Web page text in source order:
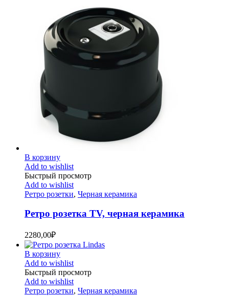
В корзину
Add to wishlist
Быстрый просмотр
Add to wishlist
Ретро розетки, Черная керамика
Ретро розетка TV, черная керамика
2280,00₽
В корзину
Add to wishlist
Быстрый просмотр
Add to wishlist
Ретро розетки, Черная керамика